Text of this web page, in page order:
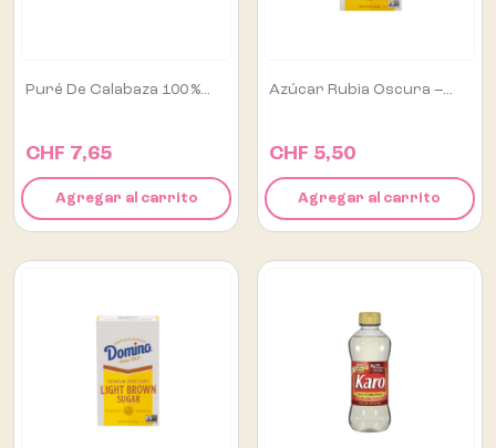
Puré De Calabaza 100 %...
CHF 7,65
Agregar al carrito
Azúcar Rubia Oscura –...
CHF 5,50
Agregar al carrito